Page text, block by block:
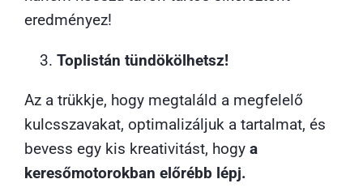
eredményez!
Toplistán tündökölhetsz!
Az a trükkje, hogy megtaláld a megfelelő
kulcsszavakat, optimalizáljuk a tartalmat, és
bevess egy kis kreativitást, hogy a
keresőmotorokban előrébb lépj.